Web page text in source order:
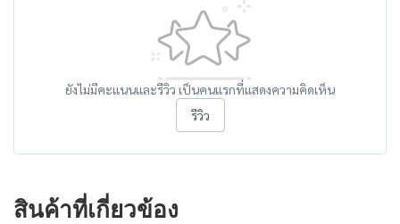
ยังไม่มีคะแนนและรีวิว เป็นคนแรกที่แสดงความคิดเห็น
รีวิว
สินค้าที่เกี่ยวข้อง